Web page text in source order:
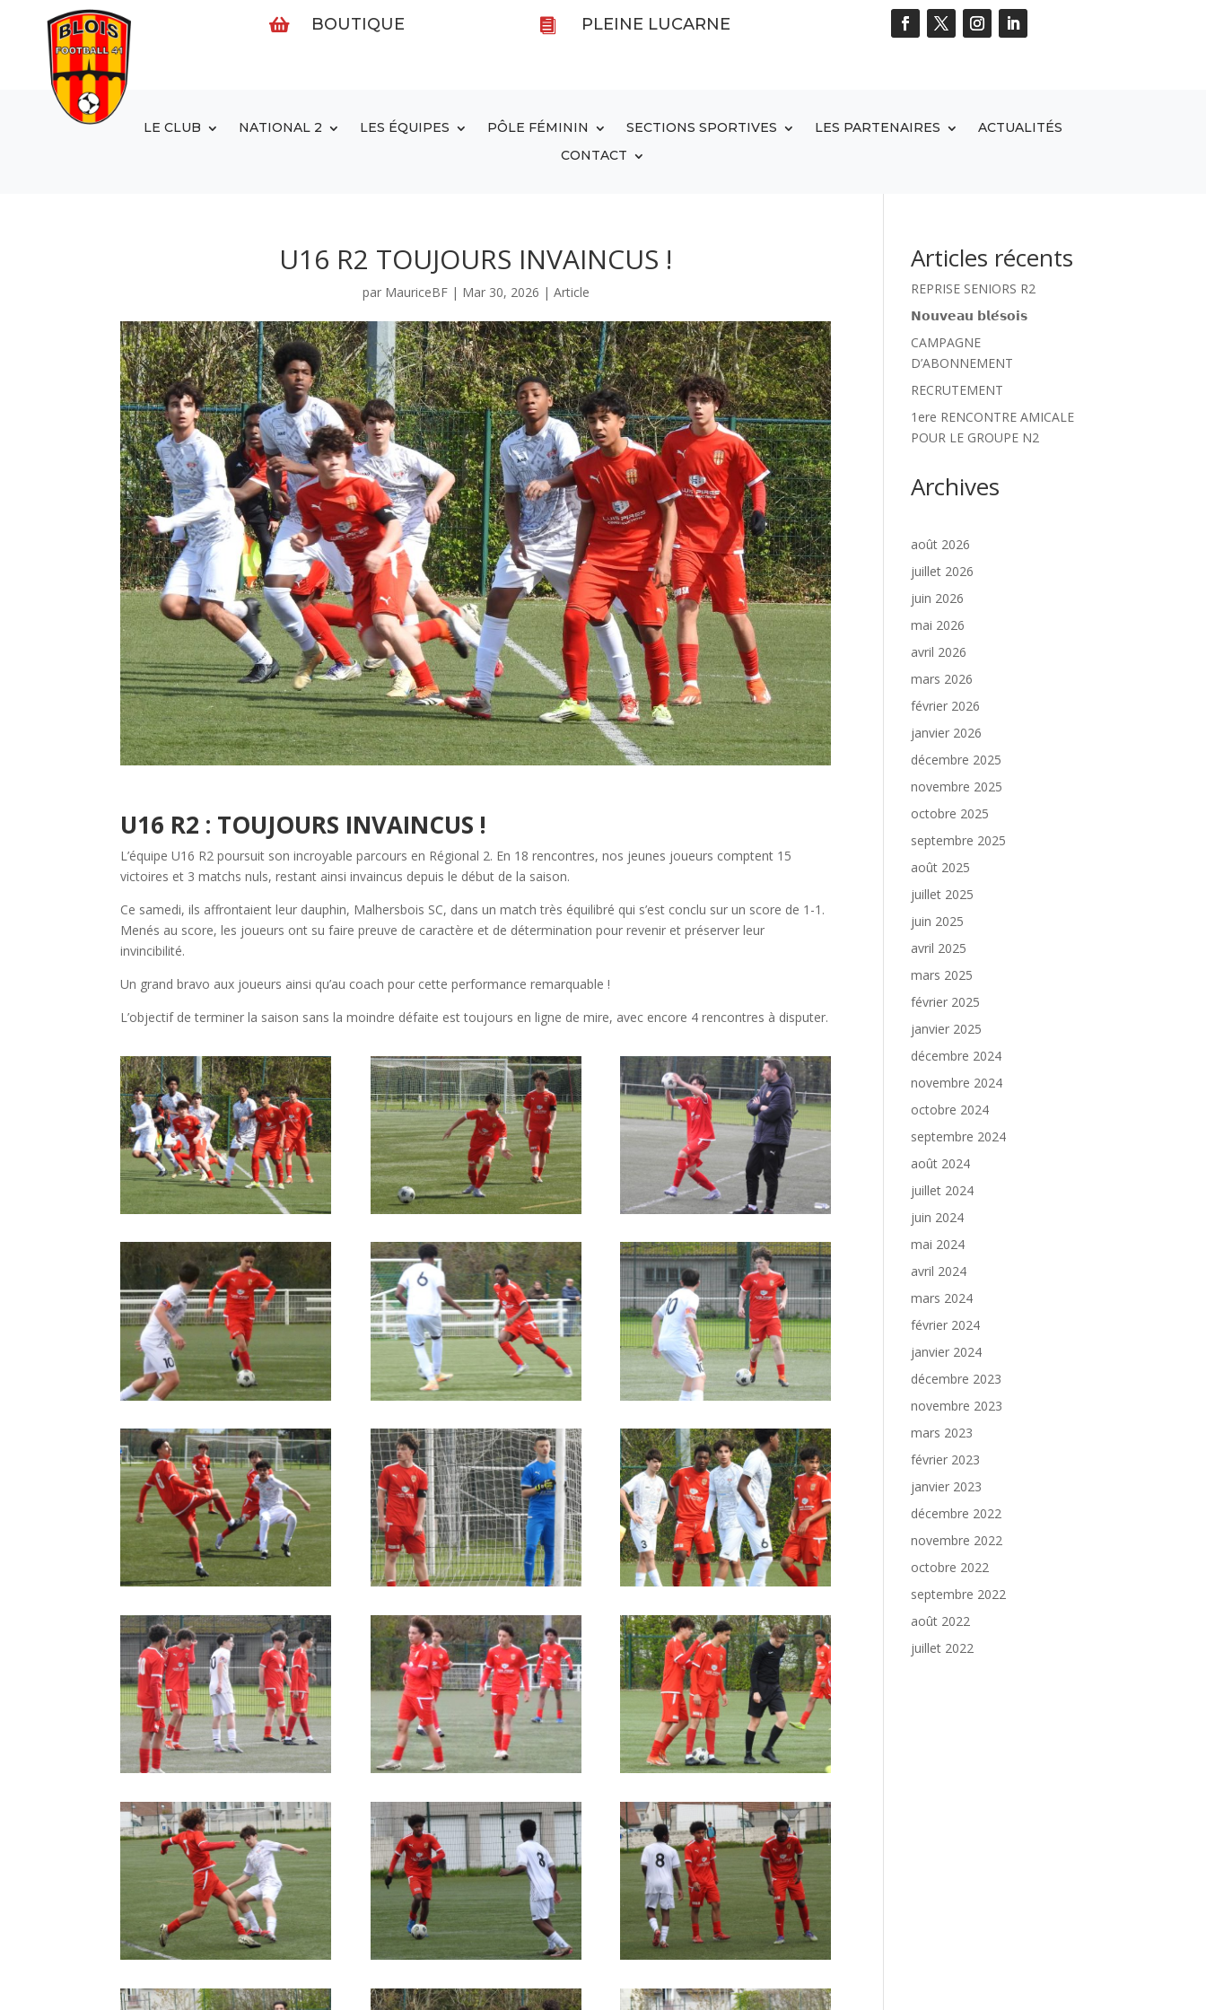
 BOUTIQUE  PLEINE LUCARNE
LE CLUB NATIONAL 2 LES ÉQUIPES PÔLE FÉMININ SECTIONS SPORTIVES LES PARTENAIRES
ACTUALITÉS
CONTACT
U16 R2 TOUJOURS INVAINCUS !
par MauriceBF| Mar 30, 2026 | Article
U16 R2 : TOUJOURS INVAINCUS !
L’équipe U16 R2 poursuit son incroyable parcours en Régional 2. En 18 rencontres, nos jeunes joueurs comptent 15
victoires et 3 matchs nuls, restant ainsi invaincus depuis le début de la saison.
Ce samedi, ils affrontaient leur dauphin, Malhersbois SC, dans un match très équilibré qui s’est conclu sur un score de 1-1.
Menés au score, les joueurs ont su faire preuve de caractère et de détermination pour revenir et préserver leur
invincibilité.
Un grand bravo aux joueurs ainsi qu’au coach pour cette performance remarquable !
L’objectif de terminer la saison sans la moindre défaite est toujours en ligne de mire, avec encore 4 rencontres à disputer.
Articles récents
REPRISE SENIORS R2
𝗡𝗼𝘂𝘃𝗲𝗮𝘂 𝗯𝗹𝗲́𝘀𝗼𝗶𝘀
CAMPAGNE
D’ABONNEMENT
RECRUTEMENT
1ere RENCONTRE AMICALE
POUR LE GROUPE N2
Archives
août 2026
juillet 2026
juin 2026
mai 2026
avril 2026
mars 2026
février 2026
janvier 2026
décembre 2025
novembre 2025
octobre 2025
septembre 2025
août 2025
juillet 2025
juin 2025
avril 2025
mars 2025
février 2025
janvier 2025
décembre 2024
novembre 2024
octobre 2024
septembre 2024
août 2024
juillet 2024
juin 2024
mai 2024
avril 2024
mars 2024
février 2024
janvier 2024
décembre 2023
novembre 2023
mars 2023
février 2023
janvier 2023
décembre 2022
novembre 2022
octobre 2022
septembre 2022
août 2022
juillet 2022